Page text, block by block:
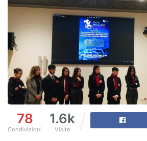
78
Condivisioni
1.6k
Visite